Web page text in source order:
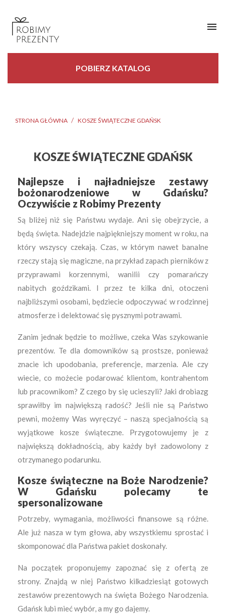

POBIERZ KATALOG
STRONA GŁÓWNA KOSZE ŚWIĄTECZNE GDAŃSK
KOSZE ŚWIĄTECZNE GDAŃSK
Najlepsze i najładniejsze zestawy
bożonarodzeniowe w Gdańsku?
Oczywiście z Robimy Prezenty
Są bliżej niż się Państwu wydaje. Ani się obejrzycie, a
będą święta. Nadejdzie najpiękniejszy moment w roku, na
który wszyscy czekają. Czas, w którym nawet banalne
rzeczy stają się magiczne, na przykład zapach pierników z
przyprawami korzennymi, wanilii czy pomarańczy
nabitych goździkami. I przez te kilka dni, otoczeni
najbliższymi osobami, będziecie odpoczywać w rodzinnej
atmosferze i delektować się pysznymi potrawami.
Zanim jednak będzie to możliwe, czeka Was szykowanie
prezentów. Te dla domowników są prostsze, ponieważ
znacie ich upodobania, preferencje, marzenia. Ale czy
wiecie, co możecie podarować klientom, kontrahentom
lub pracownikom? Z czego by się ucieszyli? Jaki drobiazg
sprawiłby im największą radość? Jeśli nie są Państwo
pewni, możemy Was wyręczyć – naszą specjalnością są
wyjątkowe kosze świąteczne. Przygotowujemy je z
największą dokładnością, aby każdy był zadowolony z
otrzymanego podarunku.
Kosze świąteczne na Boże Narodzenie?
W Gdańsku polecamy te
spersonalizowane
Potrzeby, wymagania, możliwości finansowe są różne.
Ale już nasza w tym głowa, aby wszystkiemu sprostać i
skomponować dla Państwa pakiet doskonały.
Na początek proponujemy zapoznać się z ofertą ze
strony. Znajdą w niej Państwo kilkadziesiąt gotowych
zestawów prezentowych na święta Bożego Narodzenia.
Gdańsk lubi mieć wybór, a my go dajemy.